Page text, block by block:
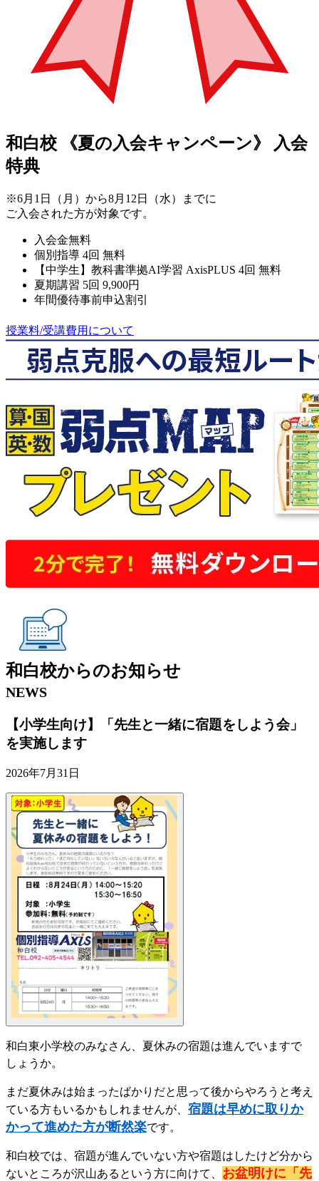
和白校 《夏の入会キャンペーン》
入会
特典
※6月1日（月）から8月12日（水）までに
ご入会された方が対象です。
入会金無料
個別指導 4回 無料
【中学生】教科書準拠AI学習 AxisPLUS 4回 無料
夏期講習 5回 9,900円
年間優待事前申込割引
授業料/受講費用について
和白校からのお知らせ
NEWS
【小学生向け】「先生と一緒に宿題をしよう会」
を実施します
2026年7月31日
和白東小学校のみなさん、夏休みの宿題は進んでいますで
しょうか。
まだ夏休みは始まったばかりだと思って後からやろうと考え
ている方もいるかもしれませんが、 宿題は早めに取りか
かって進めた方が断然楽です。
和白校では、宿題が進んでいない方や宿題はしたけど分から
ないところが沢山あるという方に向けて、 お盆明けに「先